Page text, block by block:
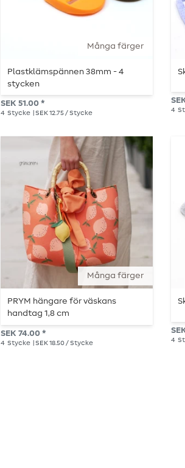
Många färger
Plastklämspännen 38mm - 4
stycken
SEK 51.00 *
4 Stycke | SEK 12.75 / Stycke 4
Många färger
PRYM hängare för väskans
handtag 1,8 cm
SEK 74.00 *
4 Stycke | SEK 18.50 / Stycke 4